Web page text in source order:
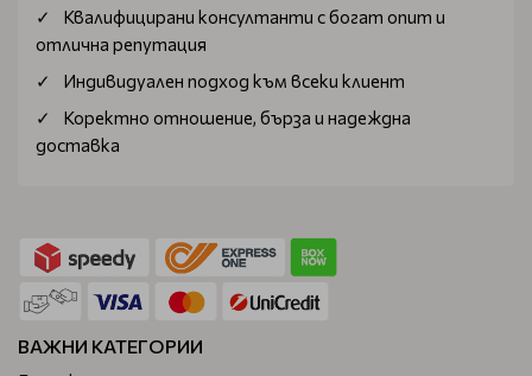
Квалифицирани консултанти с богат опит и
отлична репутация
Индивидуален подход към всеки клиент
Коректно отношение, бърза и надеждна
доставка
ВАЖНИ КАТЕГОРИИ